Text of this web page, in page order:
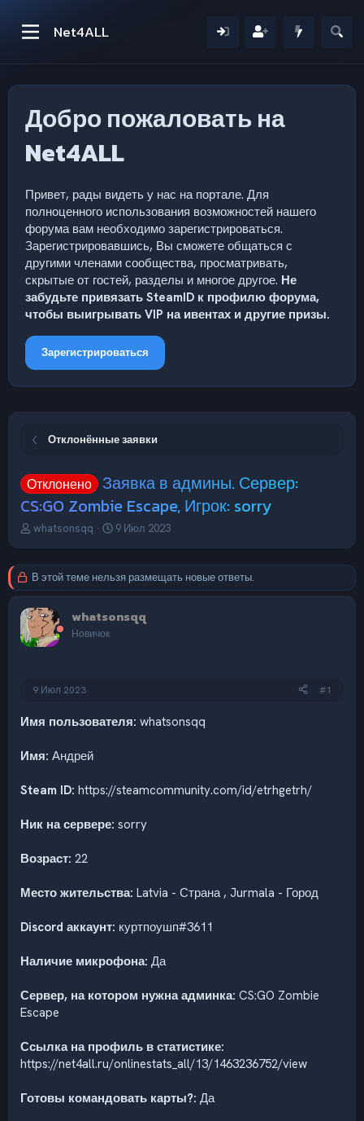
Net4ALL
Добро пожаловать на
Net4ALL
Привет, рады видеть у нас на портале. Для
полноценного использования возможностей нашего
форума вам необходимо зарегистрироваться.
Зарегистрировавшись, Вы сможете общаться с
другими членами сообщества, просматривать,
скрытые от гостей, разделы и многое другое. Не
забудьте привязать SteamID к профилю форума,
чтобы выигрывать VIP на ивентах и другие призы.
Зарегистрироваться
Отклонённые заявки
Отклонено Заявка в админы. Сервер:
CS:GO Zombie Escape, Игрок: sorry
А
о
е
м
ы
whatsonsqq
Д
ч
9 Июл 2023
В этой теме нельзя размещать новые ответы.
whatsonsqq
Новичок
9 Июл 2023 #1
Имя пользователя: whatsonsqq
Имя: Андрей
Steam ID: https://steamcommunity.com/id/etrhgetrh/
Ник на сервере: sorry
Возраст: 22
Место жительства: Latvia - Страна , Jurmala - Город
Discord аккаунт: куртпоушп#3611
Наличие микрофона: Да
Сервер, на котором нужна админка: CS:GO Zombie
Escape
Ссылка на профиль в статистике:
https://net4all.ru/onlinestats_all/13/1463236752/view
Готовы командовать карты?: Да